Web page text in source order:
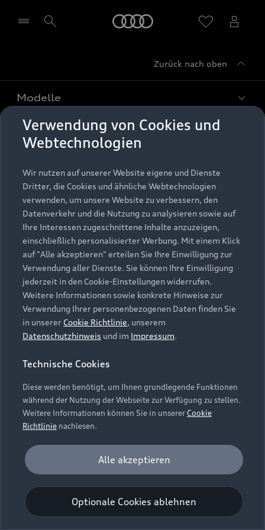
Zurück nach oben
Modelle
Alle Modelle
Elektromodelle
Plug-in-Hybride
Kaufen & leasen
Neuwagensuche
Gebrauchtwagensuche
Gebrauchtwagen
Finanzierung
Aktionen & Angebote
Geschäftskunden
Saisonale Angebote
Audi Services
Garantie
Audi digital services
myAudi
Support
Kundenservice
Händlersuche
Audi Code
Häufige Fragen (FAQ)
Audi Online Beratung
Bordbuch & Bedienungsanleitungen
Verträge kündigen
Vertrag widerrufen
Über Audi
Unternehmen
Karriere
Investor Relations
Presse & Media Center
Datenschutz
Audi erleben
Newsletter
© 2026 AUDI AG. Alle Rechte vorbehalten
Datenschutzinformation
Cookie-Richtlinie
Barrierefreiheit
Digital Services Act
EU Data Act
Embleme am Fahrzeug bei allen Abbildungen auf dieser
Webseite kann abweichen.
Verwendung von Cookies und
Webtechnologien
Wir nutzen auf unserer Website eigene und Dienste
Dritter, die Cookies und ähnliche Webtechnologien
verwenden, um unsere Website zu verbessern, den
Datenverkehr und die Nutzung zu analysieren sowie auf
Ihre Interessen zugeschnittene Inhalte anzuzeigen,
einschließlich personalisierter Werbung. Mit einem Klick
auf "Alle akzeptieren" erteilen Sie Ihre Einwilligung zur
Verwendung aller Dienste. Sie können Ihre Einwilligung
jederzeit in den Cookie-Einstellungen widerrufen.
Weitere Informationen sowie konkrete Hinweise zur
Verwendung Ihrer personenbezogenen Daten finden Sie
in unserer Cookie Richtlinie, unserem
Datenschutzhinweis und im Impressum.
Technische Cookies
Diese werden benötigt, um Ihnen grundlegende Funktionen
während der Nutzung der Webseite zur Verfügung zu stellen.
Weitere Informationen können Sie in unsererCookie
Richtlinie nachlesen.
Analyse und Statistik
Performance Cookies sammeln Informationen
darüber, wie unsere Webseite genutzt wird (z. B.
Anzahl der Besuche, Verweildauer). Diese Cookies
werden zur Optimierung der Webseite verwendet.
Optionale Cookies ablehnen
Alle akzeptieren